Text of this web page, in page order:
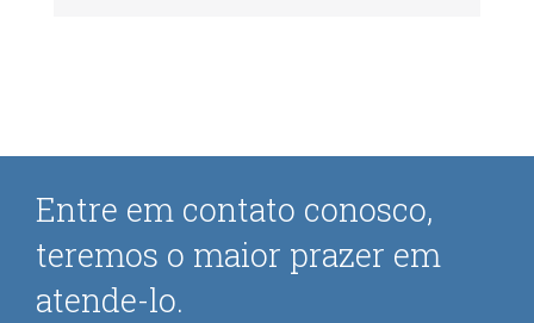
Entre em contato conosco,
teremos o maior prazer em
atende-lo.